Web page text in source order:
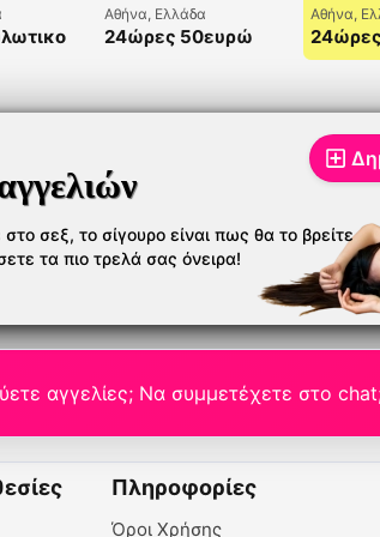
Αθήνα, Ελλάδα
24ώρες 50ευρώ
περιμένω στο σπίτι
Αθήνα,
σεξ, το σίγουρο είναι πως θα το βρείτε
τα πιο τρελά σας όνειρα!
αγγελίες; Να συμμετέχετε στο
Πληροφορίες
Όροι Χρήσης